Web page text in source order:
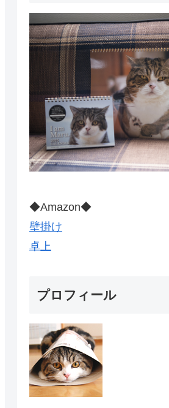
◆Amazon◆
壁掛け
卓上
プロフィール